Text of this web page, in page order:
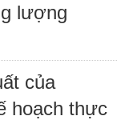
lượng
của
hoạch thực